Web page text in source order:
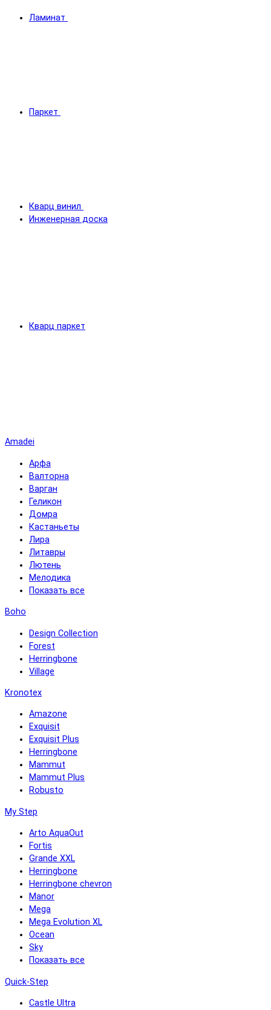
Ламинат
Паркет
Кварц винил
Инженерная доска
Кварц паркет
Amadei
Арфа
Валторна
Варган
Геликон
Домра
Кастаньеты
Лира
Литавры
Лютень
Мелодика
Показать все
Boho
Design Collection
Forest
Herringbone
Village
Kronotex
Amazone
Exquisit
Exquisit Plus
Herringbone
Mammut
Mammut Plus
Robusto
My Step
Arto AquaOut
Fortis
Grande XXL
Herringbone
Herringbone chevron
Manor
Mega
Mega Evolution XL
Ocean
Sky
Показать все
Quick-Step
Castle Ultra